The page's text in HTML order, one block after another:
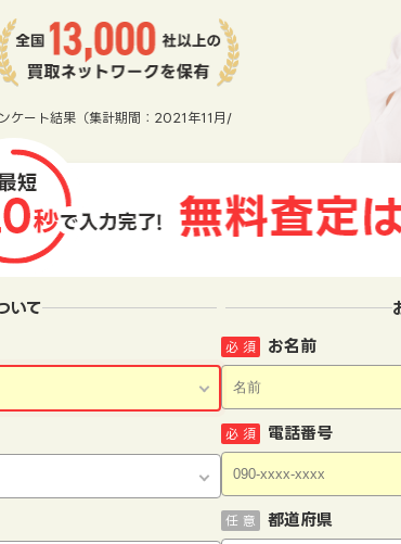
ケート結果（集計期間：2021年11月/
いて
お名前
必 須
電話番号
必 須
都道府県
任 意